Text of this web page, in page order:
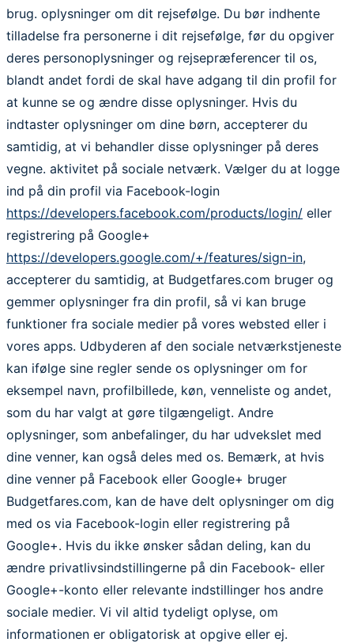
brug. oplysninger om dit rejsefølge. Du bør indhente
tilladelse fra personerne i dit rejsefølge, før du opgiver
deres personoplysninger og rejsepræferencer til os,
blandt andet fordi de skal have adgang til din profil for
at kunne se og ændre disse oplysninger. Hvis du
indtaster oplysninger om dine børn, accepterer du
samtidig, at vi behandler disse oplysninger på deres
vegne. aktivitet på sociale netværk. Vælger du at logge
ind på din profil via Facebook-login
https://developers.facebook.com/products/login/ eller
registrering på Google+
https://developers.google.com/+/features/sign-in,
accepterer du samtidig, at Budgetfares.com bruger og
gemmer oplysninger fra din profil, så vi kan bruge
funktioner fra sociale medier på vores websted eller i
vores apps. Udbyderen af den sociale netværkstjeneste
kan ifølge sine regler sende os oplysninger om for
eksempel navn, profilbillede, køn, venneliste og andet,
som du har valgt at gøre tilgængeligt. Andre
oplysninger, som anbefalinger, du har udvekslet med
dine venner, kan også deles med os. Bemærk, at hvis
dine venner på Facebook eller Google+ bruger
Budgetfares.com, kan de have delt oplysninger om dig
med os via Facebook-login eller registrering på
Google+. Hvis du ikke ønsker sådan deling, kan du
ændre privatlivsindstillingerne på din Facebook- eller
Google+-konto eller relevante indstillinger hos andre
sociale medier. Vi vil altid tydeligt oplyse, om
informationen er obligatorisk at opgive eller ej.